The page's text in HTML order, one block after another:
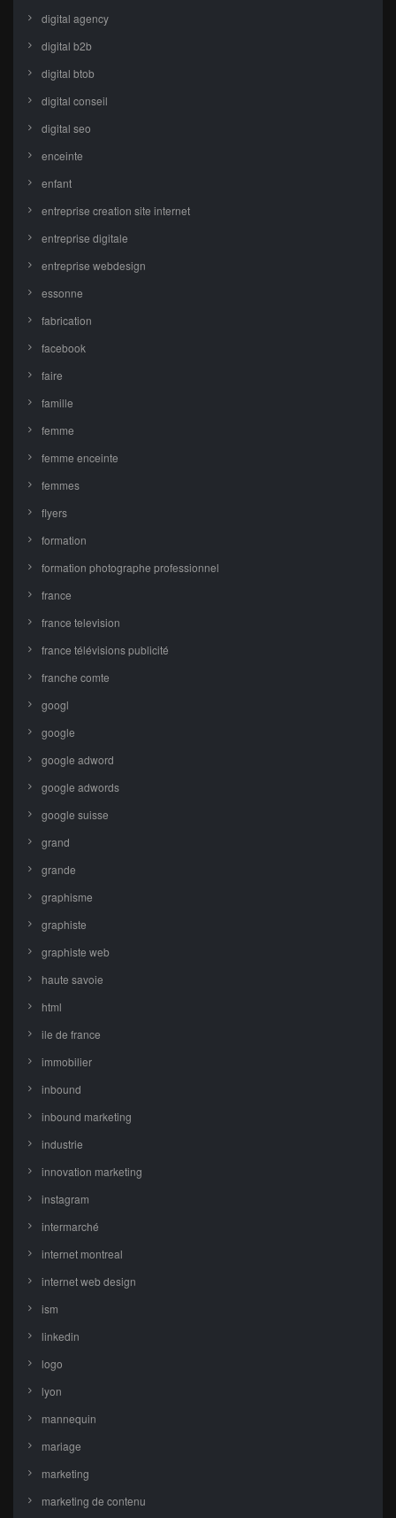
digital agency
digital b2b
digital btob
digital conseil
digital seo
enceinte
enfant
entreprise creation site internet
entreprise digitale
entreprise webdesign
essonne
fabrication
facebook
faire
famille
femme
femme enceinte
femmes
flyers
formation
formation photographe professionnel
france
france television
france télévisions publicité
franche comte
googl
google
google adword
google adwords
google suisse
grand
grande
graphisme
graphiste
graphiste web
haute savoie
html
ile de france
immobilier
inbound
inbound marketing
industrie
innovation marketing
instagram
intermarché
internet montreal
internet web design
ism
linkedin
logo
lyon
mannequin
mariage
marketing
marketing de contenu